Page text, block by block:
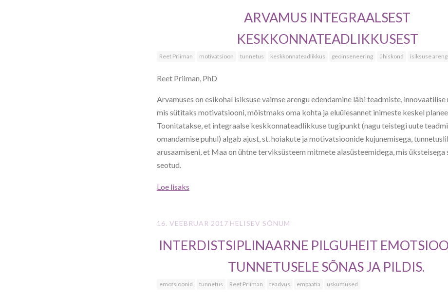
ARVAMUS INTEGRAALSEST
KESKKONNATEADLIKKUSEST
Reet Priiman motivatsioon tunnetus keskkonnateadlikkus geoinseneering ühiskond isiksuse areng
Reet Priiman, PhD
Arvamuses on esikohal isiksuse vaimse arengu edendamine läbi teadmiste, innovaatilise
mis sütitaks motivatsiooni, mõistmaks oma kohta ja eluülesannet inimeste keskel
Toonitatakse, et integraalse keskkonnateadlikkuse tugipunkt (nagu teistegi uute
omandamise puhul) algab ajust, st. hoiakute ja motivatsioonide kujunemisega,
arusaamiseni, et Maa on ühtne terviksüsteem mitmete alasüsteemidega, mis
seotud.
Loe lisaks
16. VEEBRUAR 2017 HELISEV SÕNUM
INTERDISTSIPLINAARNE PILGUHEIT
TUNNETUSELE SÕNAS JA PILDIS.
emotsioonid tunnetus Reet Priiman teadvus empaatia uskumused